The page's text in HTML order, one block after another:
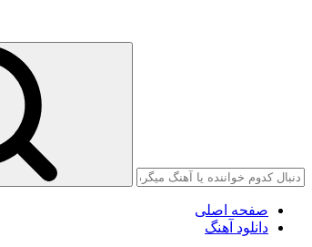
صفحه اصلی
دانلود آهنگ